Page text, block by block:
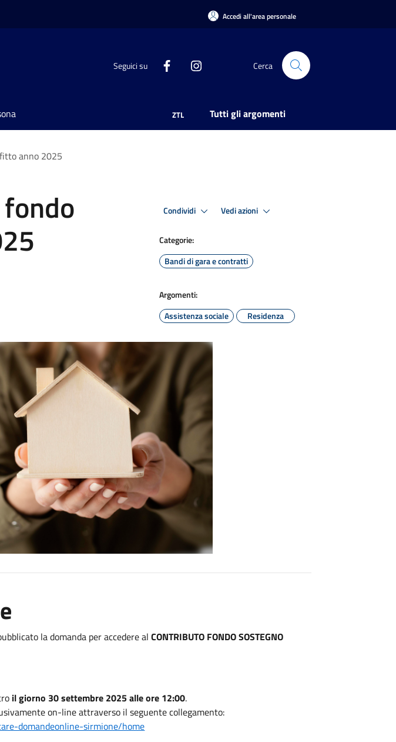
Accedi all'area personale
Seguici su Cerca
ZTL Tutti gli argomenti
anno 2025
Condividi Vedi azioni
Categorie:
Bandi di gara e contratti
Argomenti:
Assistenza sociale
Residenza
la domanda per accedere alCONTRIBUTO FONDO SOSTEGNO
il giorno 30 settembre 2025 alle ore 12:00.
on-line attraverso il seguente collegamento:
domandeonline-sirmione/home